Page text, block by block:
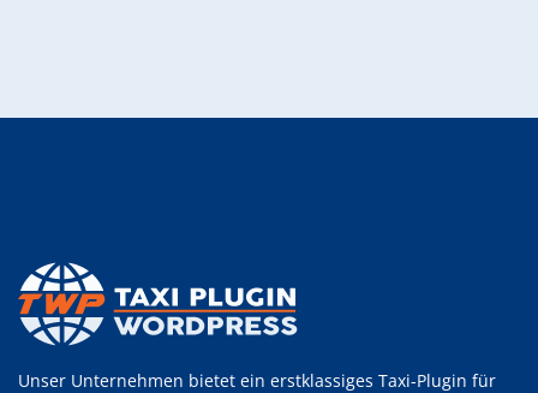
Unser Unternehmen bietet ein erstklassiges Taxi-Plugin für